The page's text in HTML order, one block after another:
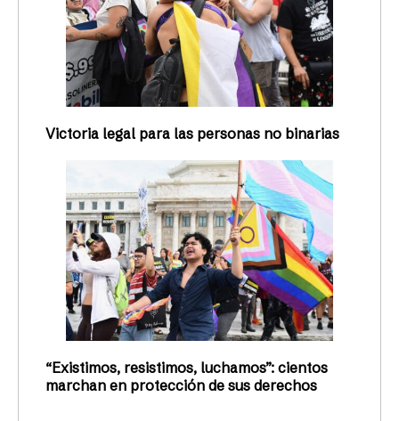
Victoria legal para las personas no binarias
“Existimos, resistimos, luchamos”: cientos
marchan en protección de sus derechos